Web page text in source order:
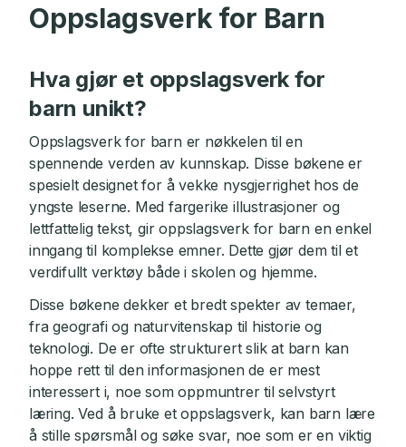
Oppslagsverk for Barn
Hva gjør et oppslagsverk for
barn unikt?
Oppslagsverk for barn er nøkkelen til en
spennende verden av kunnskap. Disse bøkene er
spesielt designet for å vekke nysgjerrighet hos de
yngste leserne. Med fargerike illustrasjoner og
lettfattelig tekst, gir oppslagsverk for barn en enkel
inngang til komplekse emner. Dette gjør dem til et
verdifullt verktøy både i skolen og hjemme.
Disse bøkene dekker et bredt spekter av temaer,
fra geografi og naturvitenskap til historie og
teknologi. De er ofte strukturert slik at barn kan
hoppe rett til den informasjonen de er mest
interessert i, noe som oppmuntrer til selvstyrt
læring. Ved å bruke et oppslagsverk, kan barn lære
å stille spørsmål og søke svar, noe som er en viktig